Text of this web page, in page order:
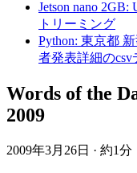
Jetson nano
トリーミング
Python: 東京都
者発表詳細の
Words of the
2009
2009年3月26日 · 約1分